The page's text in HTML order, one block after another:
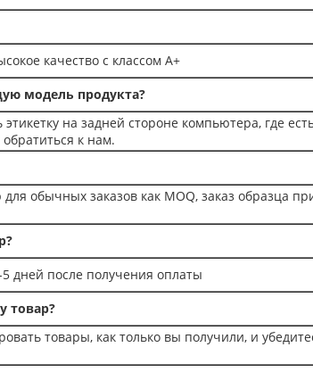
качество с классом A+
модель продукта?
на задней стороне компьютера, где
к нам.
обычных заказов как MOQ, заказ образца
дней после получения оплаты
товар?
товары, как только вы получили, и